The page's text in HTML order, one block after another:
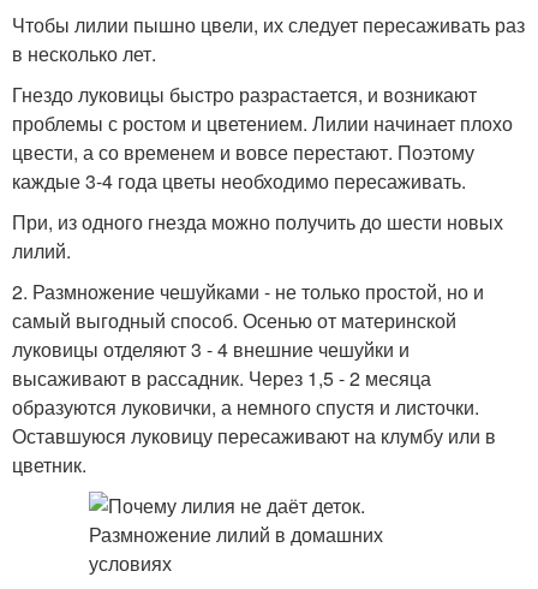
Чтобы лилии пышно цвели, их следует пересаживать раз
в несколько лет.
Гнездо луковицы быстро разрастается, и возникают
проблемы с ростом и цветением. Лилии начинает плохо
цвести, а со временем и вовсе перестают. Поэтому
каждые 3-4 года цветы необходимо пересаживать.
При, из одного гнезда можно получить до шести новых
лилий.
2. Размножение чешуйками - не только простой, но и
самый выгодный способ. Осенью от материнской
луковицы отделяют 3 - 4 внешние чешуйки и
высаживают в рассадник. Через 1,5 - 2 месяца
образуются луковички, а немного спустя и листочки.
Оставшуюся луковицу пересаживают на клумбу или в
цветник.